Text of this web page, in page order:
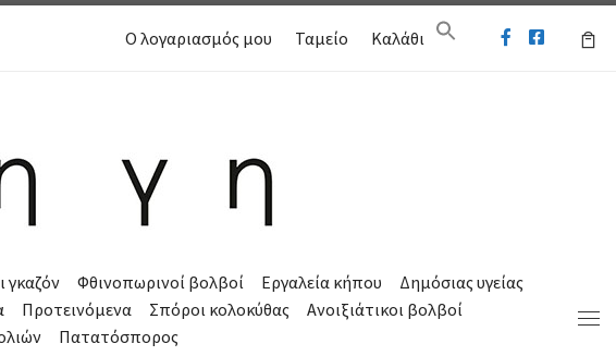
Ο λογαριασμός μου Ταμείο Καλάθι
γκαζόν Φθινοπωρινοί βολβοί Εργαλεία κήπου
Δημόσιας υγείας
Προτεινόμενα Σπόροι κολοκύθας
Ανοιξιάτικοι βολβοί
Πατατόσπορος